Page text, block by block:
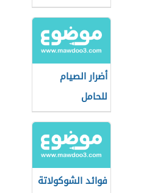
أضرار الصيام
للحامل
فوائد الشوكولاتة